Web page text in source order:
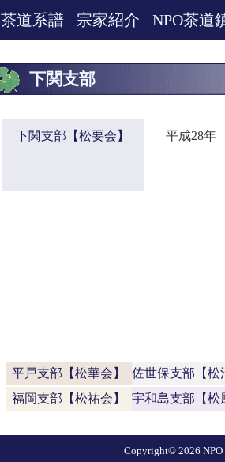
茶道系譜 宗家紹介 NPO茶道
下関支部
下関支部【松要会】 平成28年
平戸支部【松華会】
佐世保支部【松
福岡支部【松祐会】
宇和島支部【松
Copyright© 2026 NPO